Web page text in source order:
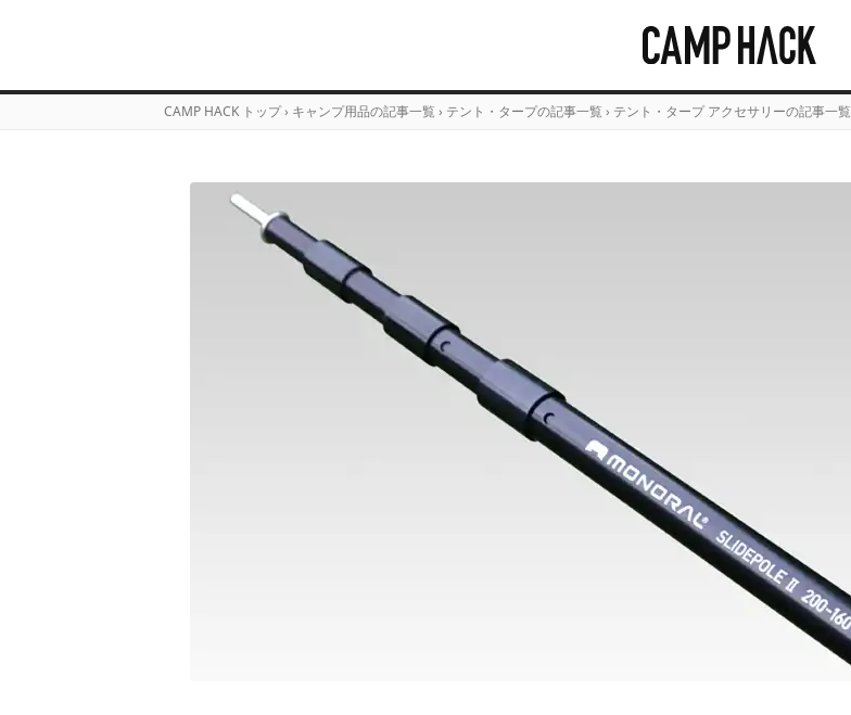
CAMP HACK トップ › キャンプ用品の記事一覧 › テント・タープの記事一覧 › テント・タープ アクセサリーの記事一覧